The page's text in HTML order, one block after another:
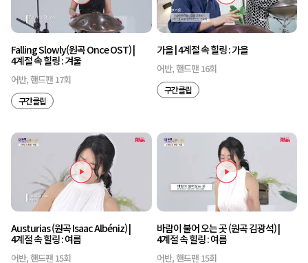
Falling Slowly(원곡 Once OST) |
4계절 속 힐링 : 겨울
어반, 핸드팬 17회
구간클립
가을 | 4계절 속 힐링 : 가을
어반, 핸드팬 16회
구간클립
Austurias (원곡 Isaac Albéniz) |
4계절 속 힐링 : 여름
어반, 핸드팬 15회
바람이 불어 오는 곳 (원곡 김광석) |
4계절 속 힐링 : 여름
어반, 핸드팬 15회